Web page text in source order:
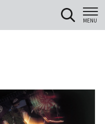
MENU